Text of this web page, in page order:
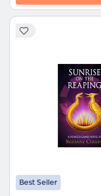
Best Seller